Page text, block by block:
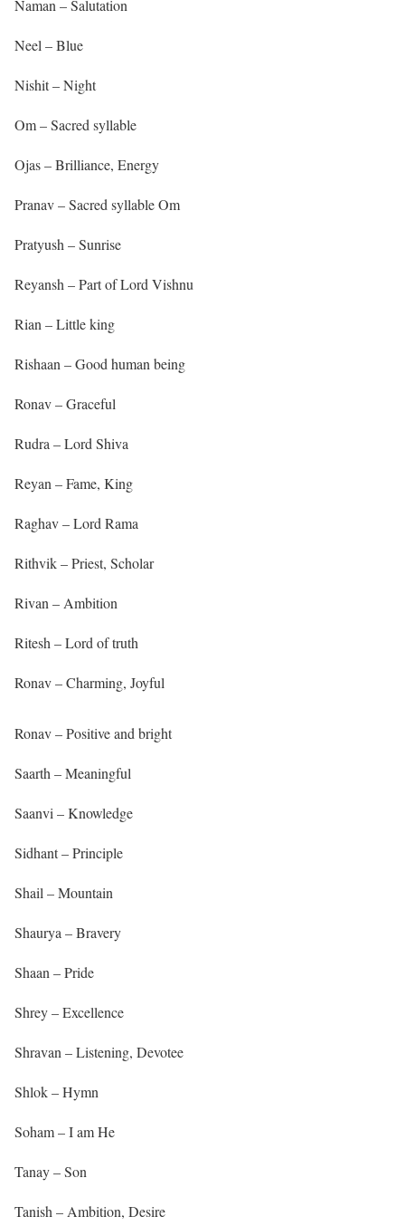
Naman – Salutation
Neel – Blue
Nishit – Night
Om – Sacred syllable
Ojas – Brilliance, Energy
Pranav – Sacred syllable Om
Pratyush – Sunrise
Reyansh – Part of Lord Vishnu
Rian – Little king
Rishaan – Good human being
Ronav – Graceful
Rudra – Lord Shiva
Reyan – Fame, King
Raghav – Lord Rama
Rithvik – Priest, Scholar
Rivan – Ambition
Ritesh – Lord of truth
Ronav – Charming, Joyful
Ronav – Positive and bright
Saarth – Meaningful
Saanvi – Knowledge
Sidhant – Principle
Shail – Mountain
Shaurya – Bravery
Shaan – Pride
Shrey – Excellence
Shravan – Listening, Devotee
Shlok – Hymn
Soham – I am He
Tanay – Son
Tanish – Ambition, Desire